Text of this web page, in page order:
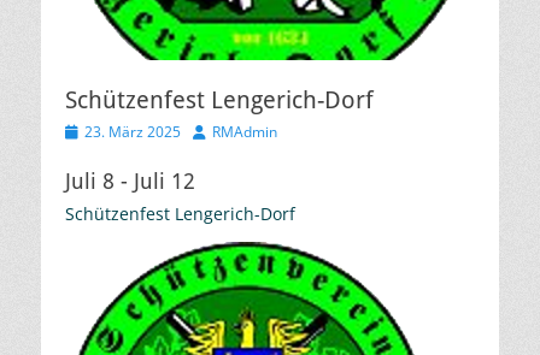
Schützenfest Lengerich-Dorf
Veröffentlicht
23. März 2025 AutorRMAdmin
Juli 8 - Juli 12
Schützenfest Lengerich-Dorf